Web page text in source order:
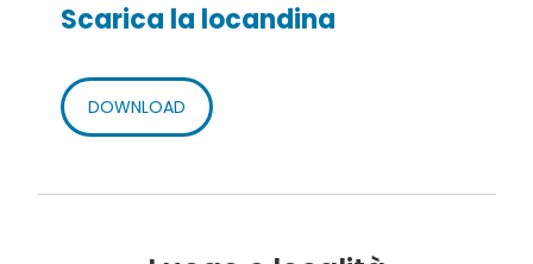
Scarica la locandina
DOWNLOAD